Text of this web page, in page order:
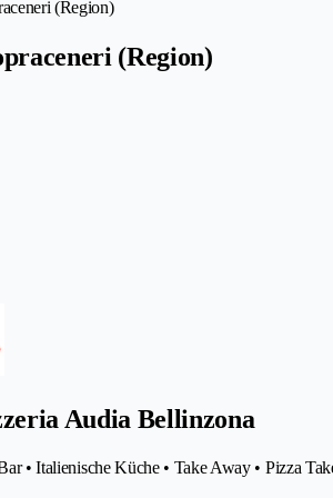
(Region)
(Region)
Audia Bellinzona
• Italienische Küche • Take Away • Pizza